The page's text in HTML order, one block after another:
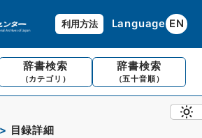
利用方法 Language EN
辞書検索
（カテゴリ）
辞書検索
（五十音順）
目録詳細